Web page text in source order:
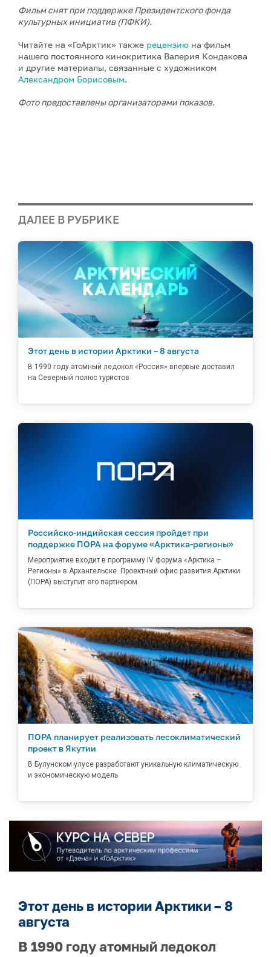
Фильм снят при поддержке Президентского фонда
культурных инициатив (ПФКИ).
Читайте на «ГоАрктик» также рецензию на фильм
нашего постоянного кинокритика Валерия Кондакова
и другие материалы, связанные с художником
Александром Борисовым.
Фото предоставлены организаторами показов.
ДАЛЕЕ В РУБРИКЕ
Этот день в истории Арктики – 8 августа
В 1990 году атомный ледокол «Россия» впервые доставил
на Северный полюс туристов
Российско-индийская сессия пройдет при
поддержке ПОРА на форуме «Арктика-регионы»
Мероприятие входит в программу IV форума «Арктика –
Регионы» в Архангельске. Проектный офис развития Арктики
(ПОРА) выступит его партнером.
ПОРА планирует реализовать лесоклиматический
проект в Якутии
В Булунском улусе разработают уникальную климатическую
и экономическую модель
Этот день в истории Арктики – 8
августа
В 1990 году атомный ледокол